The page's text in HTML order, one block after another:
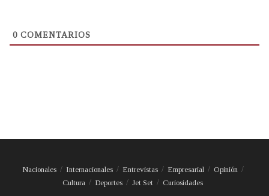
0 COMENTARIOS
Nacionales Internacionales Entrevistas Empresarial
Opinión
Cultura
Deportes Jet Set Curiosidades